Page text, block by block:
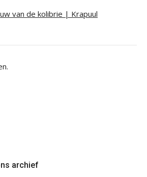
van de kolibrie | Krapuul
archief